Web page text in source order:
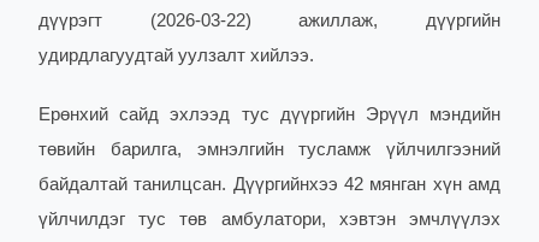
дүүрэгт (2026-03-22) ажиллаж, дүүргийн
удирдлагуудтай уулзалт хийлээ.
Ерөнхий сайд эхлээд тус дүүргийн Эрүүл мэндийн
төвийн барилга, эмнэлгийн тусламж үйлчилгээний
байдалтай танилцсан. Дүүргийнхээ 42 мянган хүн амд
үйлчилдэг тус төв амбулатори, хэвтэн эмчлүүлэх